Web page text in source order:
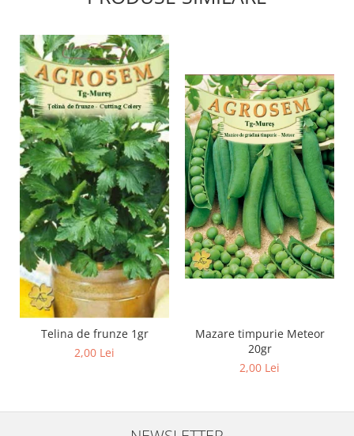
Insecticide
Dezinfectanti
Cuști transport animale mici
Gard electric
Accesorii gard electric
Aparate gard electric
Fir gard electric
Animale de companie
Caini
Accesorii
Hrana
Suplimente si produse de uz
veterinar
Papagali
Hrana
Suplimente si produse de uz
Telina de frunze 1gr
2,00 Lei
Mazare timpurie Meteor
20gr
2,00 Lei